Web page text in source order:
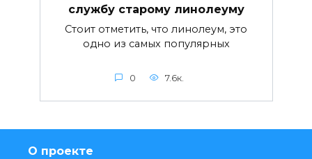
службу старому линолеуму
Стоит отметить, что линолеум, это
одно из самых популярных
0 7.6к.
О проекте